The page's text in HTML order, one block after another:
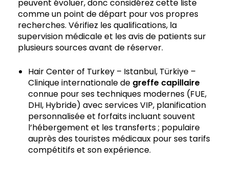
peuvent évoluer, donc considérez cette liste
comme un point de départ pour vos propres
recherches. Vérifiez les qualifications, la
supervision médicale et les avis de patients sur
plusieurs sources avant de réserver.
Hair Center of Turkey – Istanbul, Türkiye –
Clinique internationale de greffe capillaire
connue pour ses techniques modernes (FUE,
DHI, Hybride) avec services VIP, planification
personnalisée et forfaits incluant souvent
l’hébergement et les transferts ; populaire
auprès des touristes médicaux pour ses tarifs
compétitifs et son expérience.